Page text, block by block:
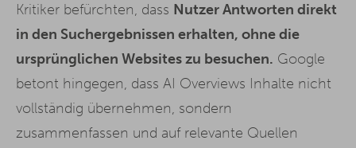
Kritiker befürchten, dass Nutzer Antworten direkt
in den Suchergebnissen erhalten, ohne die
ursprünglichen Websites zu besuchen. Google
betont hingegen, dass AI Overviews Inhalte nicht
vollständig übernehmen, sondern
zusammenfassen und auf relevante Quellen